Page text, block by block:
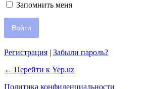
Запомнить меня
Регистрация | Забыли пароль?
← Перейти к Yep.uz
Политика конфиденциальности